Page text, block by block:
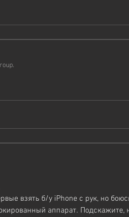
взять б/у iPhone с рук, но
аппарат. Подскажите,